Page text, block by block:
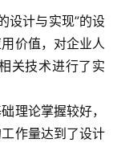
设计与实现”的设
价值，对企业人
关技术进行了实
理论掌握较好，
作量达到了设计